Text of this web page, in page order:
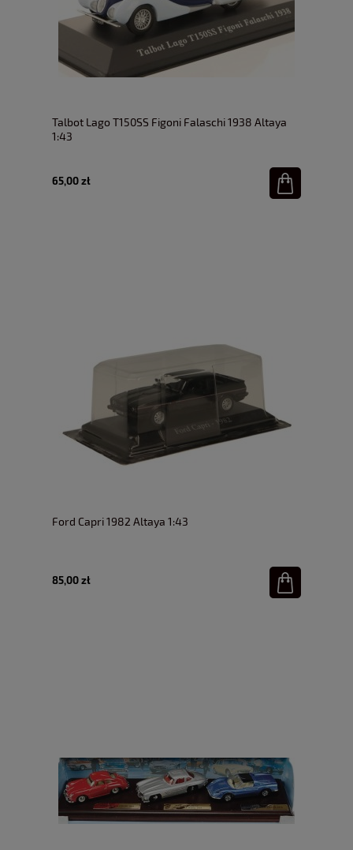
Talbot Lago T150SS Figoni Falaschi 1938 Altaya
1:43
65,00 zł
Ford Capri 1982 Altaya 1:43
85,00 zł